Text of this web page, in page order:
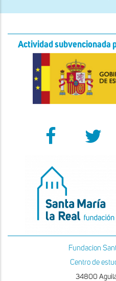
Actividad subvencionada
Fundacion
Centro de
34800